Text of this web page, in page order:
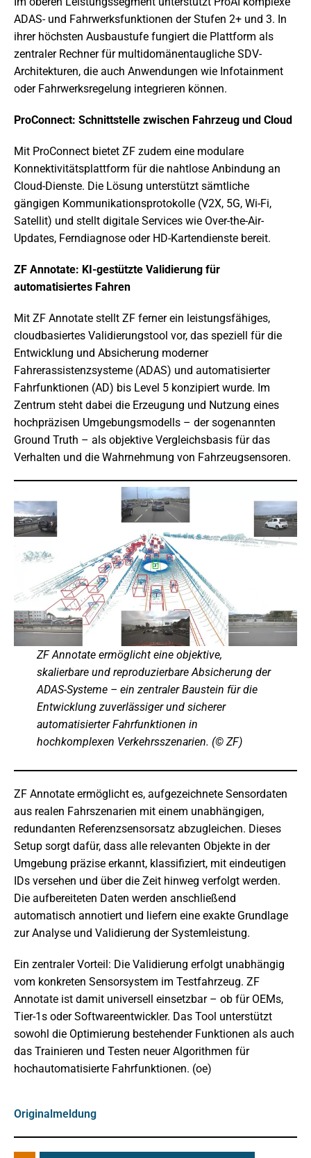
ADAS- und Fahrwerksfunktionen der Stufen 2+ und 3. In
ihrer höchsten Ausbaustufe fungiert die Plattform als
zentraler Rechner für multidomänentaugliche SDV-
Architekturen, die auch Anwendungen wie Infotainment
oder Fahrwerksregelung integrieren können.
ProConnect: Schnittstelle zwischen Fahrzeug und Cloud
Mit ProConnect bietet ZF zudem eine modulare
Konnektivitätsplattform für die nahtlose Anbindung an
Cloud-Dienste. Die Lösung unterstützt sämtliche
gängigen Kommunikationsprotokolle (V2X, 5G, Wi-Fi,
Satellit) und stellt digitale Services wie Over-the-Air-
Updates, Ferndiagnose oder HD-Kartendienste bereit.
ZF Annotate: KI-gestützte Validierung für
automatisiertes Fahren
Mit ZF Annotate stellt ZF ferner ein leistungsfähiges,
cloudbasiertes Validierungstool vor, das speziell für die
Entwicklung und Absicherung moderner
Fahrerassistenzsysteme (ADAS) und automatisierter
Fahrfunktionen (AD) bis Level 5 konzipiert wurde. Im
Zentrum steht dabei die Erzeugung und Nutzung eines
hochpräzisen Umgebungsmodells – der sogenannten
Ground Truth – als objektive Vergleichsbasis für das
Verhalten und die Wahrnehmung von Fahrzeugsensoren.
ZF Annotate ermöglicht eine objektive,
skalierbare und reproduzierbare Absicherung der
ADAS-Systeme – ein zentraler Baustein für die
Entwicklung zuverlässiger und sicherer
automatisierter Fahrfunktionen in
hochkomplexen Verkehrsszenarien. (© ZF)
ZF Annotate ermöglicht es, aufgezeichnete Sensordaten
aus realen Fahrszenarien mit einem unabhängigen,
redundanten Referenzsensorsatz abzugleichen. Dieses
Setup sorgt dafür, dass alle relevanten Objekte in der
Umgebung präzise erkannt, klassifiziert, mit eindeutigen
IDs versehen und über die Zeit hinweg verfolgt werden.
Die aufbereiteten Daten werden anschließend
automatisch annotiert und liefern eine exakte Grundlage
zur Analyse und Validierung der Systemleistung.
Ein zentraler Vorteil: Die Validierung erfolgt unabhängig
vom konkreten Sensorsystem im Testfahrzeug. ZF
Annotate ist damit universell einsetzbar – ob für OEMs,
Tier-1s oder Softwareentwickler. Das Tool unterstützt
sowohl die Optimierung bestehender Funktionen als auch
das Trainieren und Testen neuer Algorithmen für
hochautomatisierte Fahrfunktionen. (oe)
Originalmeldung